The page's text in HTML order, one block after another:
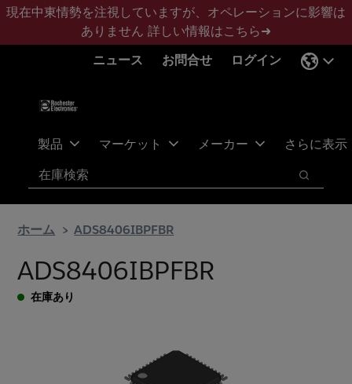
メ
ン
フ
タ
現在中東情勢を注視していますが、オペレーションに影響は
ありません 詳しい情報はこちら➜
ニュース
お問合せ ログイン
製品 マーケット メーカー さらに表示
検索
検索
ホーム ADS8406IBPFBR
ADS8406IBPFBR
在庫あり